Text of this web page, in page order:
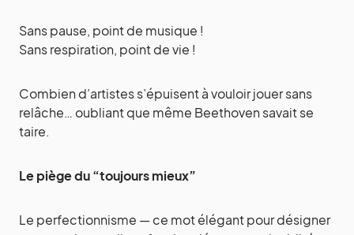
Sans pause, point de musique !
Sans respiration, point de vie !
Combien d’artistes s’épuisent à vouloir jouer sans
relâche… oubliant que même Beethoven savait se
taire.
Le piège du “toujours mieux”
Le perfectionnisme — ce mot élégant pour désigner